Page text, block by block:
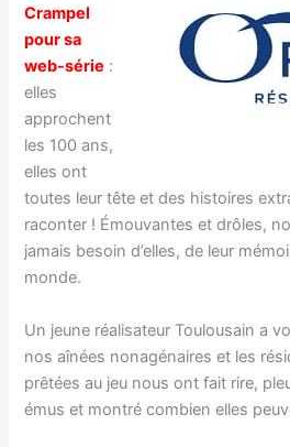
Crampel
pour sa
web-série :
elles
approchent
les 100 ans,
elles ont
toutes leur tête et des histoires
raconter ! Émouvantes et drôles,
jamais besoin d’elles, de leur
monde.
Un jeune réalisateur Toulousain a
nos aînées nonagénaires et les
prêtées au jeu nous ont fait rire,
émus et montré combien elles